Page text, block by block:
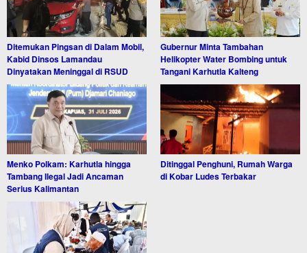
Ditemukan Pingsan di Dalam Mobil,
Kabid Dinsos Lamandau
Dinyatakan Meninggal di RSUD
Gubernur Minta Tambahan
Helikopter Water Bombing untuk
Tangani Karhutla Kalteng
Menko Polkam: Karhutla hingga
Tambang Ilegal Jadi Ancaman
Serius Kalimantan
Ditinggal Penghuni, Rumah Warga
di Kobar Ludes Terbakar